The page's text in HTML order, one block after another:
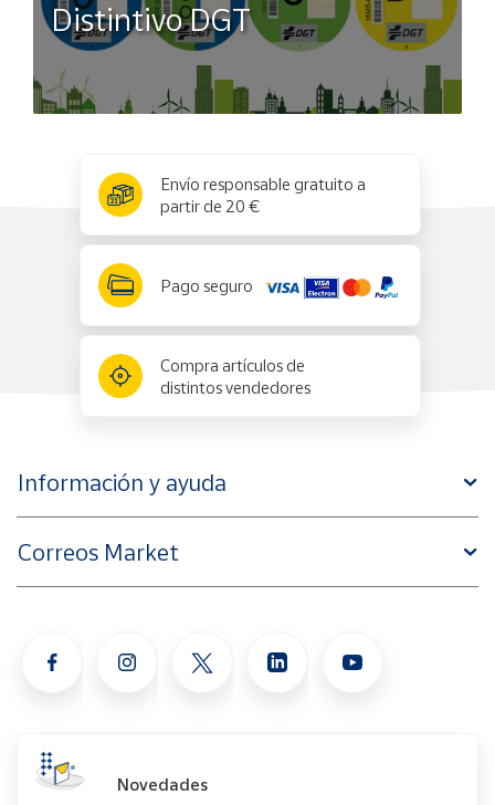
Distintivo DGT
Envío responsable gratuito a
partir de 20 €
Pago seguro
Compra artículos de
distintos vendedores
Información y ayuda
Correos Market
Novedades